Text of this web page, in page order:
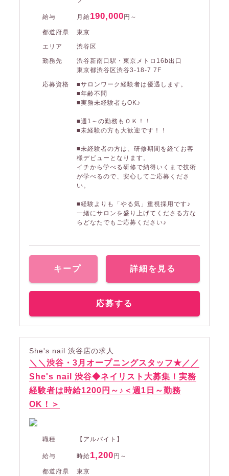
給与 月給190,000 円～
都道府県
東京
エリア
渋谷区
勤務先
渋谷新南口駅・東京メトロ16b出口
東京都渋谷区渋谷3-18-7 7F
応募資格
■サロンワーク経験者は優遇します。
■年齢不問
■実務未経験者もOK♪
■週1～の勤務もＯＫ！！
■未経験の方も大歓迎です！！
■未経験者の方は、研修期間を経てお客
様デビューとなります。
イチから学べる研修で納得いくまで技術
が学べるので、安心してご応募くださ
い。
■経験よりも「やる気」重視採用です♪
一緒にサロンを盛り上げてくださる方な
らどなたでもご応募ください♪
キープ 詳細を見る
応募する
She's nail 渋谷店の求人
＼＼渋谷・3月オープニングスタッフ★／／
She's nail 渋谷◆ネイリスト大募集！実務
経験者は時給1200円～♪＜週1日～勤務
OK！＞
職種 【アルバイト】
給与 時給1,200 円～
都道府県
東京